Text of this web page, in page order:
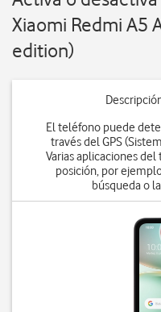
Xiaomi Redmi A5
edition)
El teléfono puede
través del GPS
Varias aplicaciones
posición, por
búsqueda o